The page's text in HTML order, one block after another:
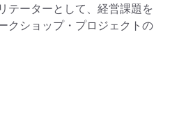
テーターとして、経営課題を
クショップ・プロジェクトの